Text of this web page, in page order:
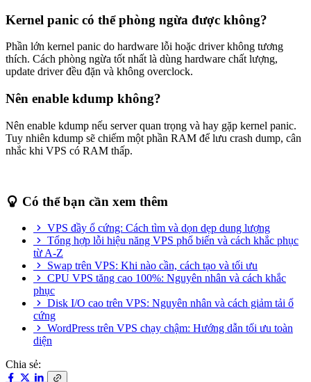
Kernel panic có thể phòng ngừa được không?
Phần lớn kernel panic do hardware lỗi hoặc driver không tương
thích. Cách phòng ngừa tốt nhất là dùng hardware chất lượng,
update driver đều đặn và không overclock.
Nên enable kdump không?
Nên enable kdump nếu server quan trọng và hay gặp kernel panic.
Tuy nhiên kdump sẽ chiếm một phần RAM để lưu crash dump, cân
nhắc khi VPS có RAM thấp.
Có thể bạn cần xem thêm
VPS đầy ổ cứng: Cách tìm và dọn dẹp dung lượng
Tổng hợp lỗi hiệu năng VPS phổ biến và cách khắc phục
từ A-Z
Swap trên VPS: Khi nào cần, cách tạo và tối ưu
CPU VPS tăng cao 100%: Nguyên nhân và cách khắc
phục
Disk I/O cao trên VPS: Nguyên nhân và cách giảm tải ổ
cứng
WordPress trên VPS chạy chậm: Hướng dẫn tối ưu toàn
diện
Chia sẻ: